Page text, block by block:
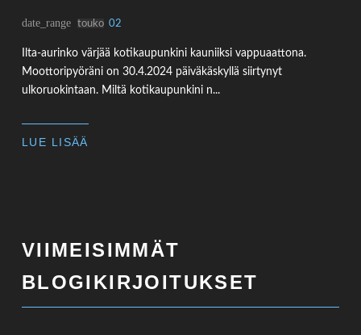
date_range touko 02
Ilta-aurinko värjää kotikaupunkini kauniiksi vappuaattona.
Moottoripyöräni on 30.4.2024 päiväkäskyllä siirtynyt
ulkoruokintaan. Miltä kotikaupunkini n...
LUE LISÄÄ
VIIMEISIMMÄT
BLOGIKIRJOITUKSET